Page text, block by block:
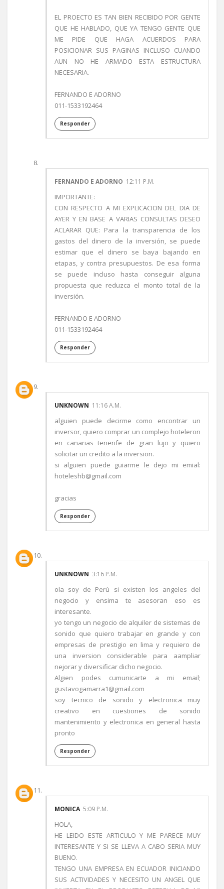
EL PROECTO ES TAN BIEN RECIBIDO POR GENTE
QUE HE HABLADO, QUE YA TENGO GENTE QUE
ME PIDE QUE HAGA ACUERDOS PARA
POSICIONAR SUS PAGINAS INCLUSO CUANDO
AUN NO HE ARMADO ESTA ESTRUCTURA
NECESARIA.
FERNANDO E ADORNO
011-1533192464
Responder
FERNANDO E ADORNO 12:11 P.M.
IMPORTANTE:
CON RESPECTO A MI EXPLICACION DEL DIA DE
AYER Y EN BASE A VARIAS CONSULTAS DESEO
ACLARAR QUE: Para la transparencia de los
gastos del dinero de la inversión, se puede
estimar que el dinero se baya bajando en
etapas, y contra presupuestos. De esa forma
se puede incluso hasta conseguir alguna
propuesta que reduzca el monto total de la
inversión.
FERNANDO E ADORNO
011-1533192464
Responder
UNKNOWN 11:16 A.M.
alguien puede decirme como encontrar un
inversor, quiero comprar un complejo hoteleron
en canarias tenerife de gran lujo y quiero
solicitar un credito a la inversion.
si alguien puede guiarme le dejo mi emial:
hoteleshb@gmail.com
gracias
Responder
UNKNOWN 3:16 P.M.
ola soy de Perù si existen los angeles del
negocio y ensima te asesoran eso es
interesante.
yo tengo un negocio de alquiler de sistemas de
sonido que quiero trabajar en grande y con
empresas de prestigio en lima y requiero de
una inversion considerable para aampliar
nejorar y diversificar dicho negocio.
Algien podes cumunicarte a mi email;
gustavogamarra1@gmail.com
soy tecnico de sonido y electronica muy
creativo en cuestiones de sonido
mantenimiento y electronica en general hasta
pronto
Responder
MONICA 5:09 P.M.
HOLA,
HE LEIDO ESTE ARTICULO Y ME PARECE MUY
INTERESANTE Y SI SE LLEVA A CABO SERIA MUY
BUENO.
TENGO UNA EMPRESA EN ECUADOR INICIANDO
SUS ACTIVIDADES Y NECESITO UN ANGEL QUE